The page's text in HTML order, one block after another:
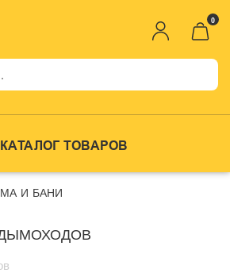
0
КАТАЛОГ ТОВАРОВ
И БАНИ